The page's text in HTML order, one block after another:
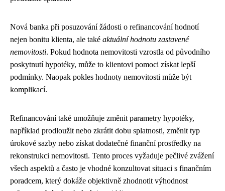
Nová banka při posuzování žádosti o refinancování hodnotí
nejen bonitu klienta, ale také aktuální hodnotu zastavené
nemovitosti. Pokud hodnota nemovitosti vzrostla od původního
poskytnutí hypotéky, může to klientovi pomoci získat lepší
podmínky. Naopak pokles hodnoty nemovitosti může být
komplikací.
Refinancování také umožňuje změnit parametry hypotéky,
například prodloužit nebo zkrátit dobu splatnosti, změnit typ
úrokové sazby nebo získat dodatečné finanční prostředky na
rekonstrukci nemovitosti. Tento proces vyžaduje pečlivé zvážení
všech aspektů a často je vhodné konzultovat situaci s finančním
poradcem, který dokáže objektivně zhodnotit výhodnost